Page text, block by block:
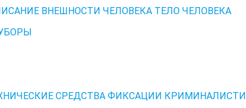
ВНЕШНОСТИ ЧЕЛОВЕКА ТЕЛО ЧЕЛОВЕКА
СРЕДСТВА ФИКСАЦИИ